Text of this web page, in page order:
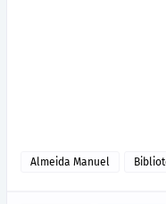
Almeida Manuel